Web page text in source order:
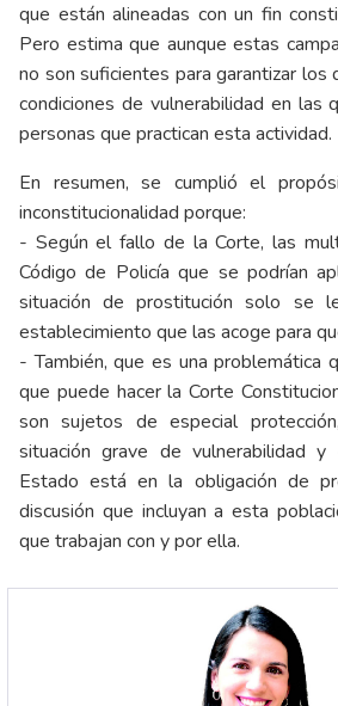
que están alineadas con un fin
Pero estima que aunque estas
no son suficientes para garantizar los
condiciones de vulnerabilidad en las
personas que practican esta actividad.
En resumen, se cumplió el
inconstitucionalidad porque:
- Según el fallo de la Corte, las
Código de Policía que se podrían
situación de prostitución solo se
establecimiento que las acoge para
- También, que es una problemática
que puede hacer la Corte
son sujetos de especial
situación grave de vulnerabilidad
Estado está en la obligación de
discusión que incluyan a esta
que trabajan con y por ella.